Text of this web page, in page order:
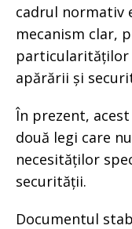
cadrul normativ
mecanism clar,
particularităților
apărării și
În prezent,
două legi care
necesităților
securității.
Documentul